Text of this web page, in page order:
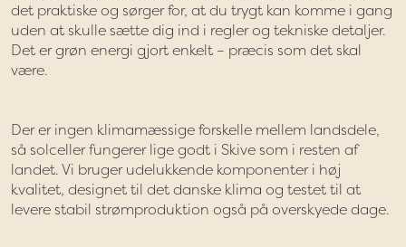
det praktiske og sørger for, at du trygt kan komme i gang
uden at skulle sætte dig ind i regler og tekniske detaljer.
Det er grøn energi gjort enkelt – præcis som det skal
være.
Der er ingen klimamæssige forskelle mellem landsdele,
så solceller fungerer lige godt i Skive som i resten af
landet. Vi bruger udelukkende komponenter i høj
kvalitet, designet til det danske klima og testet til at
levere stabil strømproduktion også på overskyede dage.